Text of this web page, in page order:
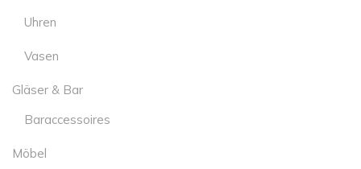
Uhren
Vasen
Gläser & Bar
Baraccessoires
Möbel